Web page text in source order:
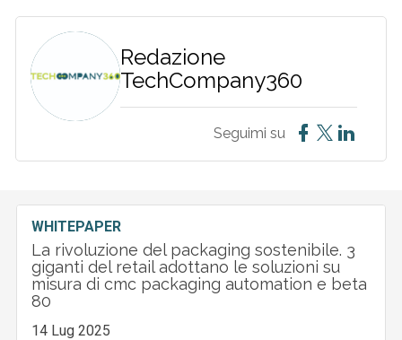
Redazione
TechCompany360
Seguimi su
WHITEPAPER
La rivoluzione del packaging sostenibile. 3
giganti del retail adottano le soluzioni su
misura di cmc packaging automation e beta
80
14 Lug 2025